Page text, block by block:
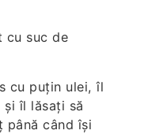
cu puțin ulei, îl
îl lăsați să
până când își